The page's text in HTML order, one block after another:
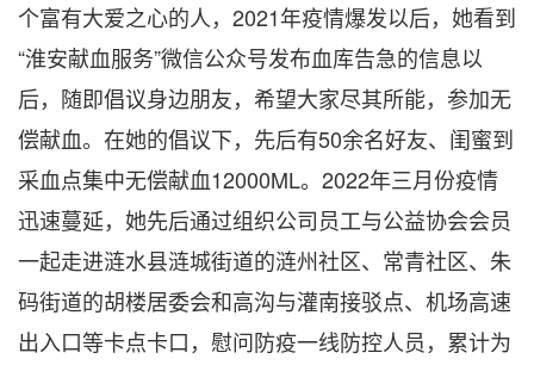
个富有大爱之心的人，2021年疫情爆发以后，她看到
“淮安献血服务”微信公众号发布血库告急的信息以
后，随即倡议身边朋友，希望大家尽其所能，参加无
偿献血。在她的倡议下，先后有50余名好友、闺蜜到
采血点集中无偿献血12000ML。2022年三月份疫情
迅速蔓延，她先后通过组织公司员工与公益协会会员
一起走进涟水县涟城街道的涟州社区、常青社区、朱
码街道的胡楼居委会和高沟与灌南接驳点、机场高速
出入口等卡点卡口，慰问防疫一线防控人员，累计为